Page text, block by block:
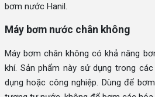
bơm nước Hanil.
Máy bơm nước chân không
Máy bơm chân không có khả năng
khí. Sản phẩm này sử dụng trong
dụng hoặc công nghiệp. Dùng để